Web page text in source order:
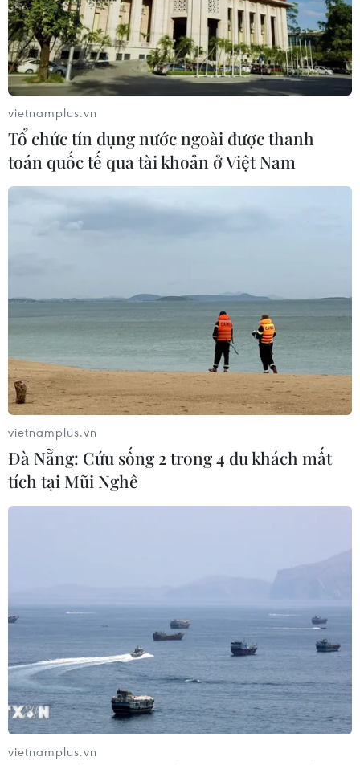
Thúc đẩy ứng dụng khoa học công nghệ
vào thực tiễn ở ĐBSCL
07/03/2016 13:42
ĐBSCL cần đẩy mạnh hơn nữa công tác ứng dụng khoa
học, kỹ thuật vào sản xuất, coi đây là nền tảng để nâng
cao năng lực cạnh tranh của mỗi địa phương nói riêng
Trường Đại học Hồng Đức đã chế tạo thành công máy
bơm nước thủy năng (Multi hydraulic pump - MHP) để
cung cấp nước sinh hoạt cho người dân miền núi.
vietnamplus.vn
Tổ chức tín dụng nước ngoài được thanh
toán quốc tế qua tài khoản ở Việt Nam
vietnamplus.vn
Đà Nẵng: Cứu sống 2 trong 4 du khách mất
tích tại Mũi Nghê
vietnamplus.vn